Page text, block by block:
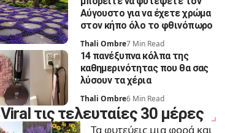
Αύγουστο για να έχετε χρώμα
στον κήπο όλο το φθινόπωρο
Thali Ombre7 Min Read
14 πανέξυπνα κόλπα της
καθημερινότητας που θα σας
λύσουν τα χέρια
Thali Ombre6 Min Read
Viral τις τελευταίες 30 μέρες
Τα φυτεύεις μια φορά και